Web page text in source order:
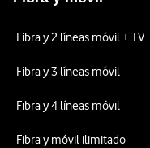
Fibra y 2 líneas móvil + TV
Fibra y 3 líneas móvil
Fibra y 4 líneas móvil
Fibra y móvil ilimitado